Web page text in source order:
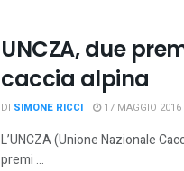
UNCZA, due
caccia alpina
DI SIMONE RICCI 17 MAGGIO 2016
L’UNCZA (Unione Nazionale
premi ...